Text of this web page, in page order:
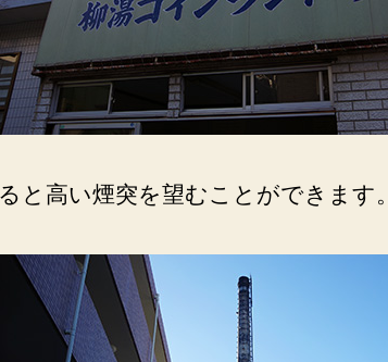
と高い煙突を望むことができます。